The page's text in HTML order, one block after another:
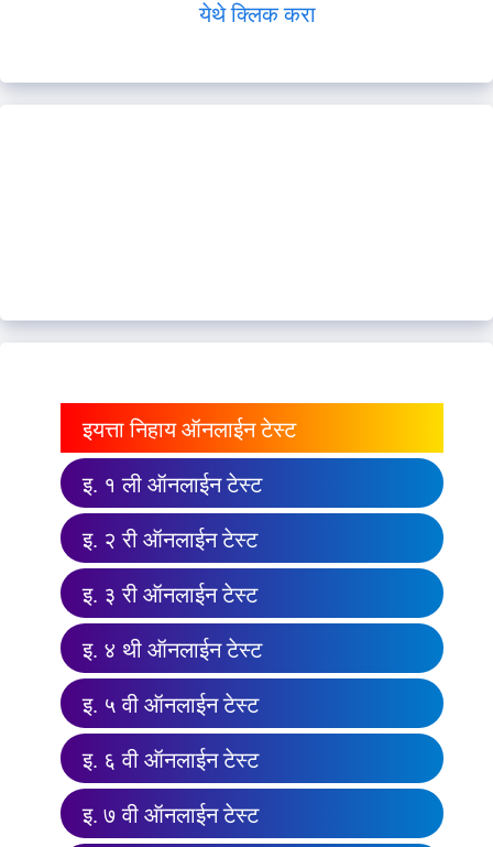
येथे क्लिक करा
इयत्ता निहाय ऑनलाईन टेस्ट
इ. १ ली ऑनलाईन टेस्ट
इ. २ री ऑनलाईन टेस्ट
इ. ३ री ऑनलाईन टेस्ट
इ. ४ थी ऑनलाईन टेस्ट
इ. ५ वी ऑनलाईन टेस्ट
इ. ६ वी ऑनलाईन टेस्ट
इ. ७ वी ऑनलाईन टेस्ट